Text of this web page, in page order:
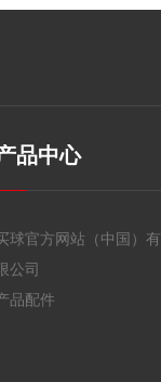
品中心
球官方网站（中国）有
公司
品配件